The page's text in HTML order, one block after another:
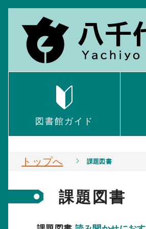
図書館ガイド
トップへ 課題図書
課題図書